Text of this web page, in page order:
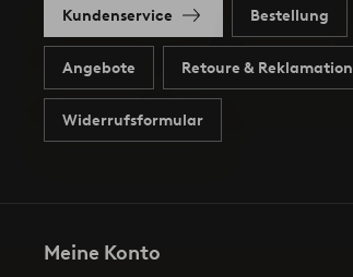
Kundenservice Bestellung
Angebote Retoure & Reklamation
Widerrufsformular
Meine Konto